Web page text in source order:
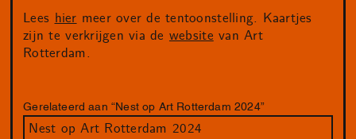
Lees hier meer over de tentoonstelling. Kaartjes
zijn te verkrijgen via de website van Art
Rotterdam.
Gerelateerd aan “Nest op Art Rotterdam 2024”
Nest op Art Rotterdam 2024